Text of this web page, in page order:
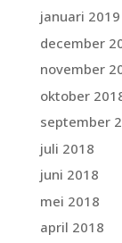
januari 2019
december
november
oktober
september
juli 2018
juni 2018
mei 2018
april 2018